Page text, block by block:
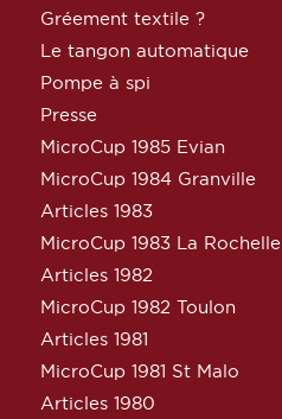
Gréement textile ?
Le tangon automatique
Pompe à spi
Presse
MicroCup 1985 Evian
MicroCup 1984 Granville
Articles 1983
MicroCup 1983 La Rochelle
Articles 1982
MicroCup 1982 Toulon
Articles 1981
MicroCup 1981 St Malo
Articles 1980